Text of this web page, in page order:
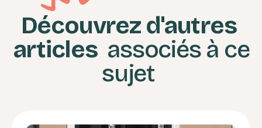
Découvrez d'autres
articles associés à ce
sujet